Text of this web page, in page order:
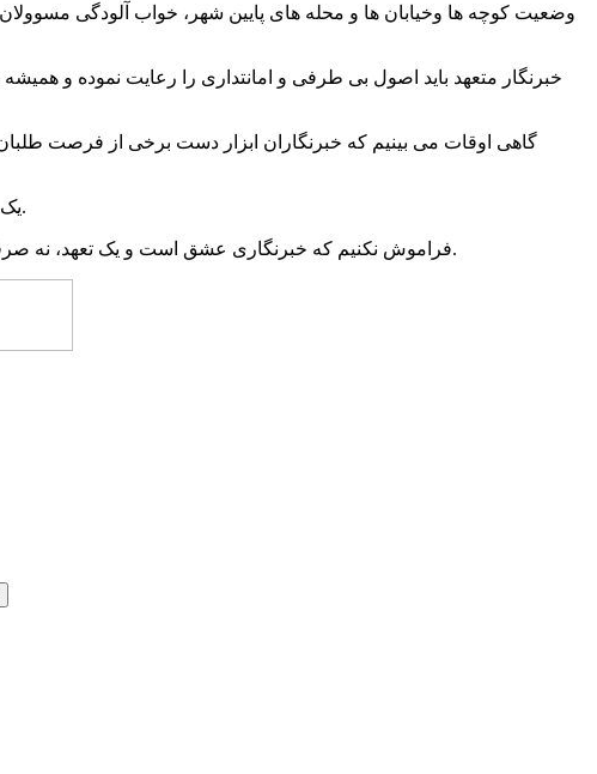
وضعیت کوچه ها وخیابان ها و محله های پایین شهر، خواب آلودگی
خبرنگار متعهد باید اصول بی طرفی و امانتداری را رعایت نموده و
گاهی اوقات می بینیم که خبرنگاران ابزار دست برخی از فرصت
یک خبرنگار لازم است تا از اصول خبرنگاری و قوانین آن اطلاع کافی داشته باشد و مطابق با منشور اخلاقی خبرنگاری ایفای نقش نماید.
فراموش نکنیم که خبرنگاری عشق است و یک تعهد، نه صرفا یک حرفه؛ پس یک خبرنگار با عشق و علاقه به کار خبری و تلاش در انجام وظایف حرفه ای یکی از بهترین لذت ها را تجربه می کند.